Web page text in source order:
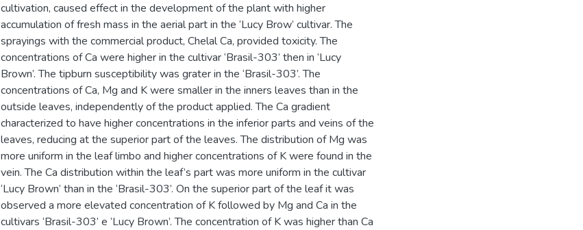
cultivation, caused effect in the development of the plant with higher
accumulation of fresh mass in the aerial part in the ‘Lucy Brow’ cultivar. The
sprayings with the commercial product, Chelal Ca, provided toxicity. The
concentrations of Ca were higher in the cultivar ‘Brasil-303’ then in ‘Lucy
Brown’. The tipburn susceptibility was grater in the ‘Brasil-303’. The
concentrations of Ca, Mg and K were smaller in the inners leaves than in the
outside leaves, independently of the product applied. The Ca gradient
characterized to have higher concentrations in the inferior parts and veins of the
leaves, reducing at the superior part of the leaves. The distribution of Mg was
more uniform in the leaf limbo and higher concentrations of K were found in the
vein. The Ca distribution within the leaf’s part was more uniform in the cultivar
‘Lucy Brown’ than in the ‘Brasil-303’. On the superior part of the leaf it was
observed a more elevated concentration of K followed by Mg and Ca in the
cultivars ‘Brasil-303’ e ‘Lucy Brown’. The concentration of K was higher than Ca